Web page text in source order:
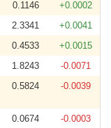
0.1146
+0.0002
2.3341
+0.0041
0.4533
+0.0015
1.8243
-0.0071
0.5824 -0.0039
0.0674
-0.0003